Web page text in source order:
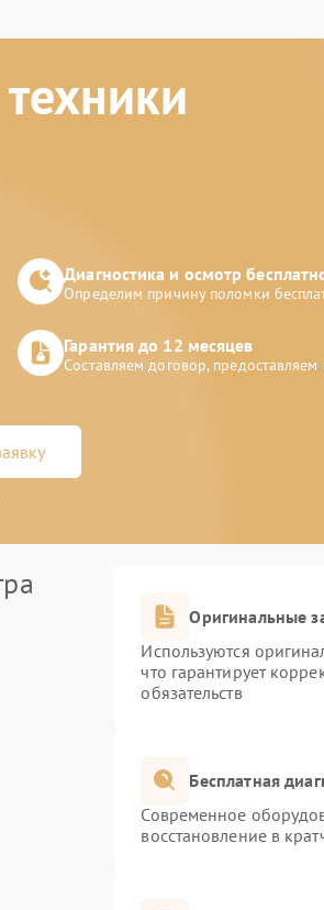
Диагностика и осмотр
Определим причину поломки
Гарантия до 12 месяцев
Составляем договор, предоставляем
Оригинальные
Используются
что гарантирует
обязательств
Бесплатная
Современное
восстановление в